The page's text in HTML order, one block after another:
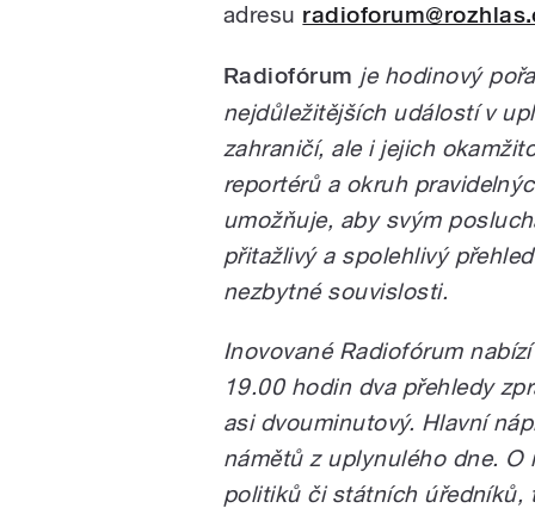
adresu
Radiofórum je hodinový
nejdůležitějších událostí v
zahraničí, ale i jejich
reportérů a okruh
umožňuje, aby svým
přitažlivý a spolehlivý
nezbytné souvislosti.
Inovované Radiofórum
19.00 hodin dva přehledy
asi dvouminutový. Hlavní
námětů z uplynulého dne.
politiků či státních úředníků,